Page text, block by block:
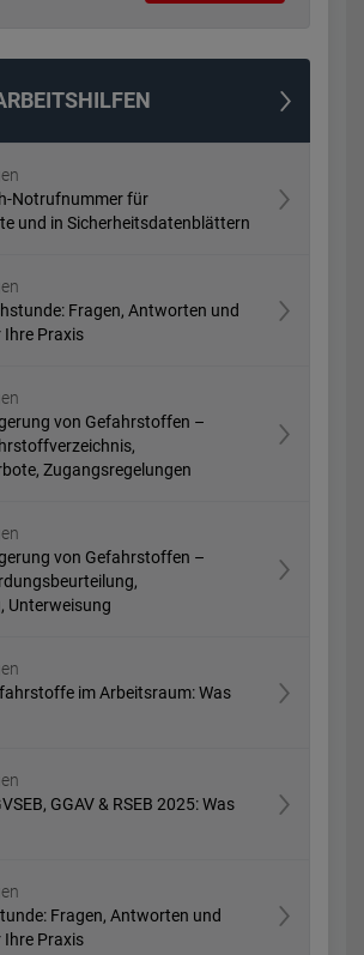
Notrufnummer für
und in Sicherheitsdatenblättern
Fragen, Antworten und
Ihre Praxis
von Gefahrstoffen –
Zugangsregelungen
von Gefahrstoffen –
Unterweisung
im Arbeitsraum: Was
GGAV & RSEB 2025: Was
Fragen, Antworten und
Ihre Praxis